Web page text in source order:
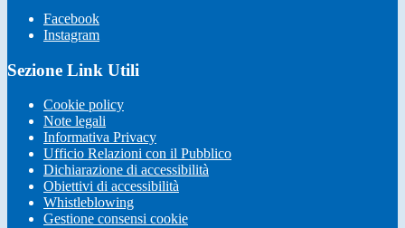
Facebook
Instagram
Sezione Link Utili
Cookie policy
Note legali
Informativa Privacy
Ufficio Relazioni con il Pubblico
Dichiarazione di accessibilità
Obiettivi di accessibilità
Whistleblowing
Gestione consensi cookie